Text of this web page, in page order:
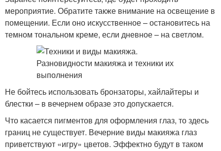
мероприятие. Обратите также внимание на освещение в
помещении. Если оно искусственное – остановитесь на
темном тональном креме, если дневное – на светлом.
Не бойтесь использовать бронзаторы, хайлайтеры и
блестки – в вечернем образе это допускается.
Что касается пигментов для оформления глаз, то здесь
границ не существует. Вечерние виды макияжа глаз
приветствуют «игру» цветов. Эффектно будут в таком